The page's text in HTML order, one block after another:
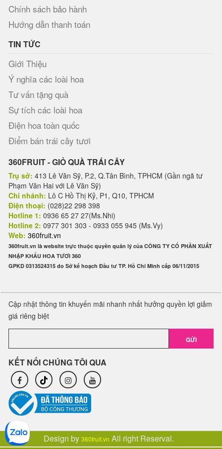
Chính sách bảo hành
Hướng dẫn thanh toán
TIN TỨC
Giới Thiệu
Ý nghĩa các loài hoa
Tư vấn tặng quà
Sự tích các loài hoa
Điện hoa toàn quốc
Điểm bán trái cây tươi
360FRUIT - GIỎ QUÀ TRÁI CÂY
Trụ sở: 413 Lê Văn Sỹ, P.2, Q.Tân Bình, TPHCM (Gần ngã tư
Phạm Văn Hai với Lê Văn Sỹ)
Chi nhánh: Lô C Hồ Thị Kỷ, P1, Q10, TPHCM
Điện thoại: (028)22 298 398
Hotline 1: 0936 65 27 27(Ms.Nhi)
Hotline 2: 0977 301 303 - 0933 055 945 (Ms.Vy)
Web: 360fruit.vn
360fruit.vn là website trực thuộc quyền quản lý của CÔNG TY CỔ PHẦN XUẤT
NHẬP KHẨU HOA TƯƠI 360
GPKD 0313524315 do Sở kế hoạch Đầu tư TP. Hồ Chí Minh cấp 06/11/2015
Cập nhật thông tin khuyến mãi nhanh nhất hưởng quyền lợi giảm
giá riêng biệt
GỬI
KẾT NỐI CHÚNG TÔI QUA
Design by 360fruit.vn All right Reserval.